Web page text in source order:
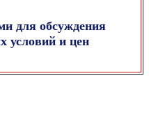
для обсуждения
условий и цен